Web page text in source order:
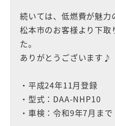
続いては、低燃費が魅力
松本市のお客様より下取
た。
ありがとうございます♪
・平成24年11月登録
・型式：DAA-NHP10
・車検：令和9年7月まで